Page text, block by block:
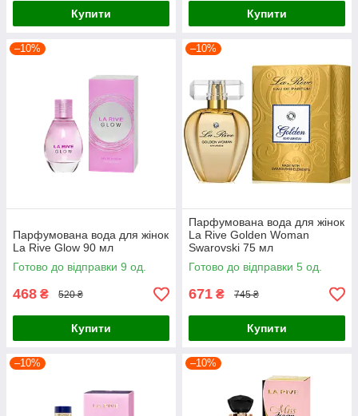
Купити Купити
–10%
Парфумована вода для жінок
La Rive Glow 90 мл
Готово до відправки 9 од.
468 ₴ 520 ₴
Купити
–10%
Парфумована вода для жінок
La Rive Golden Woman
Swarovski 75 мл
Готово до відправки 5 од.
671 ₴ 745 ₴
Купити
–10% –10%